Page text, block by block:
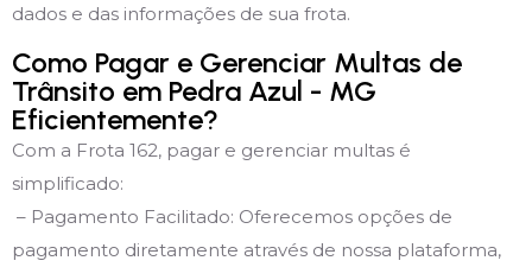
dados e das informações de sua frota.
Como Pagar e Gerenciar Multas de
Trânsito em Pedra Azul - MG
Eficientemente?
Com a Frota 162, pagar e gerenciar multas é
simplificado:
– Pagamento Facilitado: Oferecemos opções de
pagamento diretamente através de nossa plataforma,